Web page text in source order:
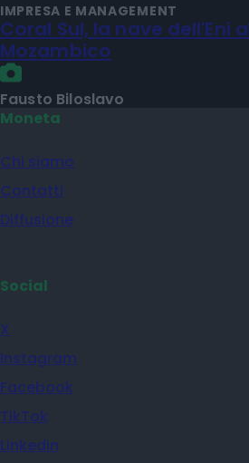
IMPRESA E MANAGEMENT
Coral Sul, la nave dell'Eni
Mozambico
Fausto Biloslavo
Moneta
Chi siamo
Contatti
Diffusione
Social
X
Instagram
Facebook
TikTok
Linkedin